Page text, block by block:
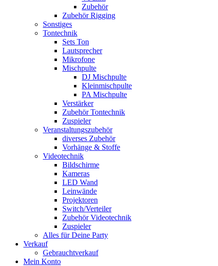
Zubehör
Zubehör Rigging
Sonstiges
Tontechnik
Sets Ton
Lautsprecher
Mikrofone
Mischpulte
DJ Mischpulte
Kleinmischpulte
PA Mischpulte
Verstärker
Zubehör Tontechnik
Zuspieler
Veranstaltungszubehör
diverses Zubehör
Vorhänge & Stoffe
Videotechnik
Bildschirme
Kameras
LED Wand
Leinwände
Projektoren
Switch/Verteiler
Zubehör Videotechnik
Zuspieler
Alles für Deine Party
Verkauf
Gebrauchtverkauf
Mein Konto